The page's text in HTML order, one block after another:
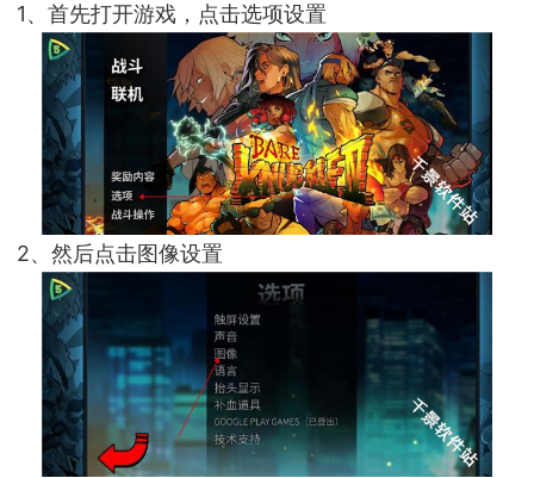
1、首先打开游戏，点击选项设置
2、然后点击图像设置